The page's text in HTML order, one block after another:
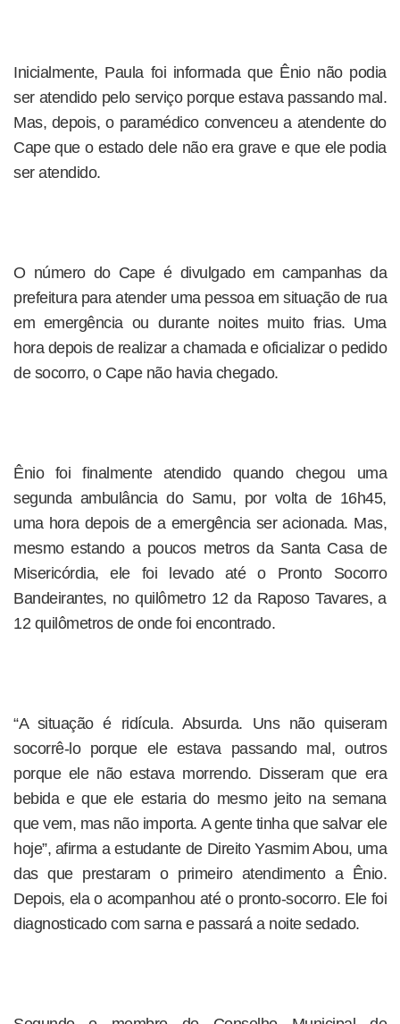
Inicialmente, Paula foi informada que Ênio não podia
ser atendido pelo serviço porque estava passando mal.
Mas, depois, o paramédico convenceu a atendente do
Cape que o estado dele não era grave e que ele podia
ser atendido.
O número do Cape é divulgado em campanhas da
prefeitura para atender uma pessoa em situação de rua
em emergência ou durante noites muito frias. Uma
hora depois de realizar a chamada e oficializar o pedido
de socorro, o Cape não havia chegado.
Ênio foi finalmente atendido quando chegou uma
segunda ambulância do Samu, por volta de 16h45,
uma hora depois de a emergência ser acionada. Mas,
mesmo estando a poucos metros da Santa Casa de
Misericórdia, ele foi levado até o Pronto Socorro
Bandeirantes, no quilômetro 12 da Raposo Tavares, a
12 quilômetros de onde foi encontrado.
“A situação é ridícula. Absurda. Uns não quiseram
socorrê-lo porque ele estava passando mal, outros
porque ele não estava morrendo. Disseram que era
bebida e que ele estaria do mesmo jeito na semana
que vem, mas não importa. A gente tinha que salvar ele
hoje”, afirma a estudante de Direito Yasmim Abou, uma
das que prestaram o primeiro atendimento a Ênio.
Depois, ela o acompanhou até o pronto-socorro. Ele foi
diagnosticado com sarna e passará a noite sedado.